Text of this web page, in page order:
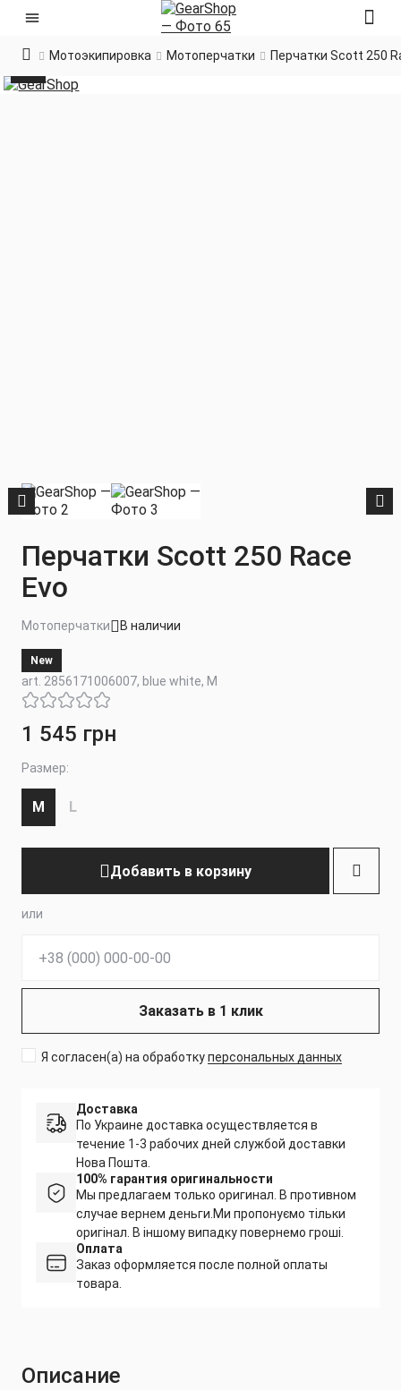
Мотоэкипировка Мотоперчатки Перчатки Scott 250
Перчатки Scott 250 Race
Evo
Мотоперчатки В наличии
New
art. 2856171006007, blue white, M
1 545 грн
Размер:
M L
Добавить в корзину
или
Заказать в 1 клик
Я согласен(а) на обработкуперсональных данных
Доставка
По Украине доставка осуществляется в
течение 1-3 рабочих дней службой доставки
Нова Пошта.
100% гарантия оригинальности
Мы предлагаем только оригинал. В противном
случае вернем деньги. Ми пропонуємо тільки
оригінал. В іншому випадку повернемо гроші.
Оплата
Заказ оформляется после полной оплаты
товара.
Описание